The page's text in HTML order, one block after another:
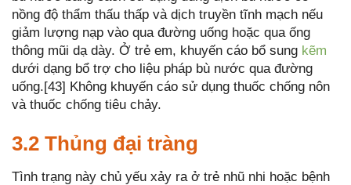
nồng độ thẩm thấu thấp và dịch truyền tĩnh mạch nếu
giảm lượng nạp vào qua đường uống hoặc qua ống
thông mũi dạ dày. Ở trẻ em, khuyến cáo bổ sung kẽm
dưới dạng bổ trợ cho liệu pháp bù nước qua đường
uống.[43] Không khuyến cáo sử dụng thuốc chống nôn
và thuốc chống tiêu chảy.
3.2 Thủng đại tràng
Tình trạng này chủ yếu xảy ra ở trẻ nhũ nhi hoặc bệnh